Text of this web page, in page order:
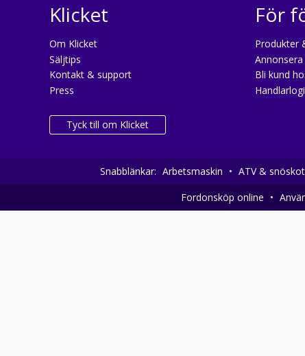
Klicket
Om Klicket
Säljtips
Kontakt & support
Press
Tyck till om Klicket
För
Produkter
Annonsera
Bli kund
Snabblänkar: Arbetsmaskin • ATV &
Fordonsköp online •